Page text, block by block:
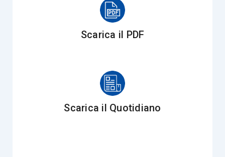
immobili
Scarica il PDF
Scarica il Quotidiano